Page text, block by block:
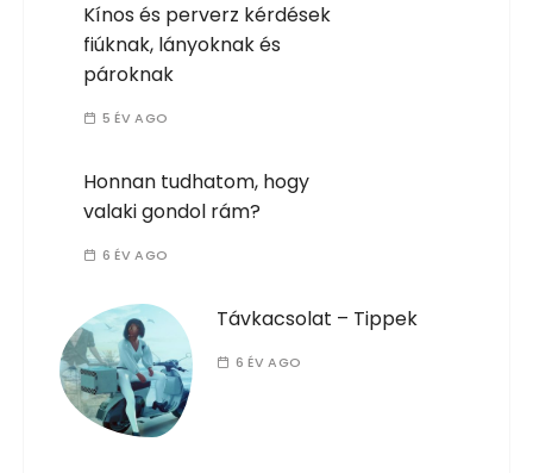
Kínos és perverz kérdések
fiúknak, lányoknak és
pároknak
5 ÉV AGO
Honnan tudhatom, hogy
valaki gondol rám?
6 ÉV AGO
Távkacsolat – Tippek
6 ÉV AGO